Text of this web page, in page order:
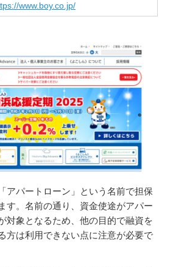
www.boy.co.jp/
アパートローン」という名前で担保
す。名前の通り、資金使途がアパー
対象となるため、他の目的で融資を
方は利用できない点に注意が必要で